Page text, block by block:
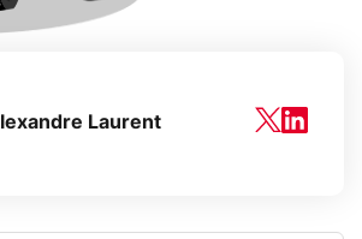
Laurent